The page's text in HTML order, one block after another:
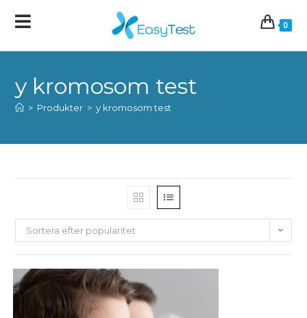
0
y kromosom test
> Produkter > y kromosom test
Sortera efter popularitet